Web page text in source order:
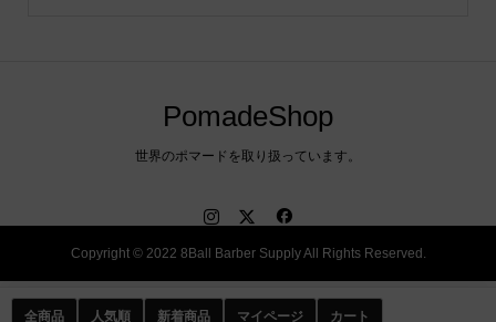
PomadeShop
世界のポマードを取り扱っています。
Copyright © 2022 8Ball Barber Supply All Rights Reserved.
全商品 人気順 新着商品 マイページ カート